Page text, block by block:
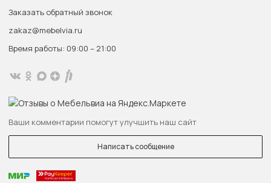
Заказать обратный звонок
zakaz@mebelvia.ru
Время работы: 09:00 – 21:00
Ваши комментарии помогут улучшить наш сайт
Написать сообщение